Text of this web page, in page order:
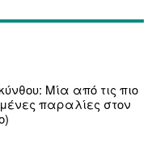
Μία από τις πιο
παραλίες στον